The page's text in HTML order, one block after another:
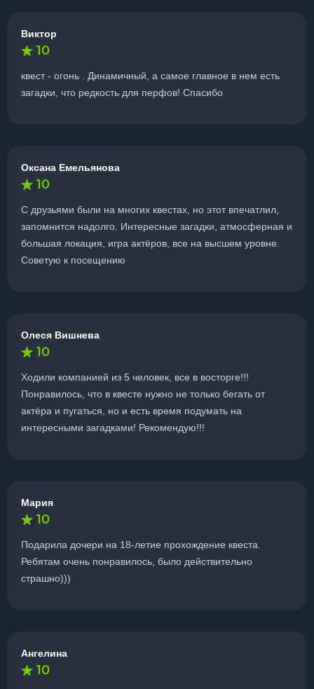
Виктор
10
квест - огонь . Динамичный, а самое главное в нем есть
загадки, что редкость для перфов! Спасибо
Оксана Емельянова
10
С друзьями были на многих квестах, но этот впечатлил,
запомнится надолго. Интересные загадки, атмосферная и
большая локация, игра актёров, все на высшем уровне.
Советую к посещению
Олеся Вишнева
10
Ходили компанией из 5 человек, все в восторге!!!
Понравилось, что в квесте нужно не только бегать от
актёра и пугаться, но и есть время подумать на
интересными загадками! Рекомендую!!!
Мария
10
Подарила дочери на 18-летие прохождение квеста.
Ребятам очень понравилось, было действительно
страшно)))
Ангелина
10